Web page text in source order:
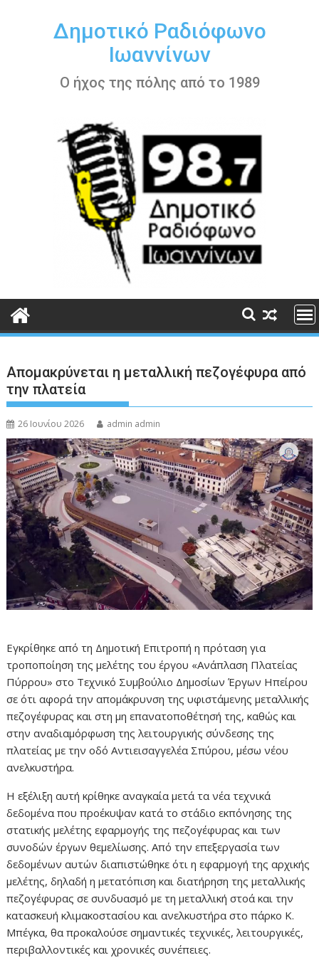
περιεχόμενοΔημοτικό Ραδιόφωνο
Ιωαννίνων
Ο ήχος της πόλης από το 1989
Απομακρύνεται η μεταλλική πεζογέφυρα από
την πλατεία
26 Ιουνίου 2026 admin admin
Eγκρίθηκε από τη Δημοτική Επιτροπή η πρόταση για
τροποποίηση της μελέτης του έργου «Ανάπλαση Πλατείας
Πύρρου» στο Τεχνικό Συμβούλιο Δημοσίων Έργων Ηπείρου
σε ότι αφορά την απομάκρυνση της υφιστάμενης μεταλλικής
πεζογέφυρας και στη μη επανατοποθέτησή της, καθώς και
στην αναδιαμόρφωση της λειτουργικής σύνδεσης της
πλατείας με την οδό Αντιεισαγγελέα Σπύρου, μέσω νέου
ανελκυστήρα.
Η εξέλιξη αυτή κρίθηκε αναγκαία μετά τα νέα τεχνικά
δεδομένα που προέκυψαν κατά το στάδιο εκπόνησης της
στατικής μελέτης εφαρμογής της πεζογέφυρας και των
συνοδών έργων θεμελίωσης. Από την επεξεργασία των
δεδομένων αυτών διαπιστώθηκε ότι η εφαρμογή της αρχικής
μελέτης, δηλαδή η μετατόπιση και διατήρηση της μεταλλικής
πεζογέφυρας σε συνδυασμό με τη μεταλλική στοά και την
κατασκευή κλιμακοστασίου και ανελκυστήρα στο πάρκο Κ.
Μπέγκα, θα προκαλούσε σημαντικές τεχνικές, λειτουργικές,
περιβαλλοντικές και χρονικές συνέπειες.